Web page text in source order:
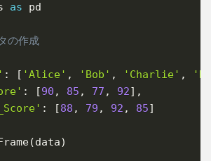
as pd
の作成
: [ 'Alice' , 'Bob' , 'Charlie' ,
: [90 , 85 , 77 , 92] ,
: [88 , 79 , 92 , 85]
(data)